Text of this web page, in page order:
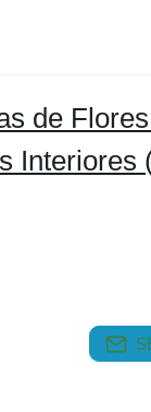
de
Interiores